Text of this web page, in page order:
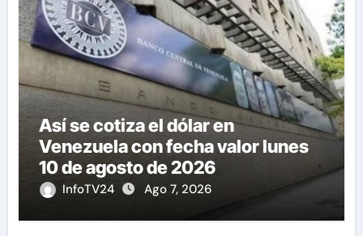
Así se cotiza el dólar en
Venezuela con fecha valor lunes
10 de agosto de 2026
InfoTV24 Ago 7, 2026